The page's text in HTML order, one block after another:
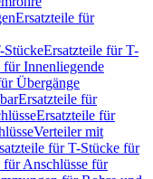
Ersatzteile für
StückeErsatzteile für T-
für Innenliegende
Übergänge
Ersatzteile für
Ersatzteile für
Verteiler mit
für T-Stücke für
für Anschlüsse für